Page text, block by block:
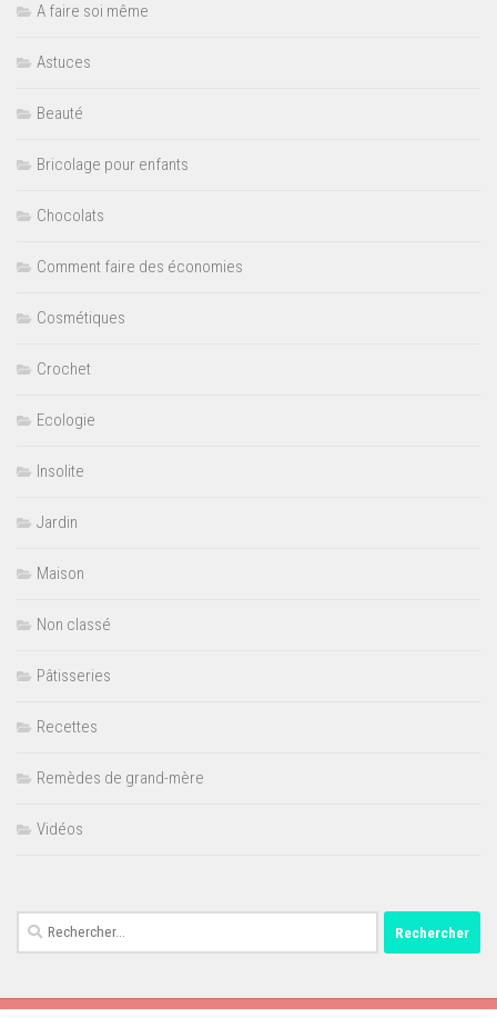
A faire soi même
Astuces
Beauté
Bricolage pour enfants
Chocolats
Comment faire des économies
Cosmétiques
Crochet
Ecologie
Insolite
Jardin
Maison
Non classé
Pâtisseries
Recettes
Remèdes de grand-mère
Vidéos
Rechercher :